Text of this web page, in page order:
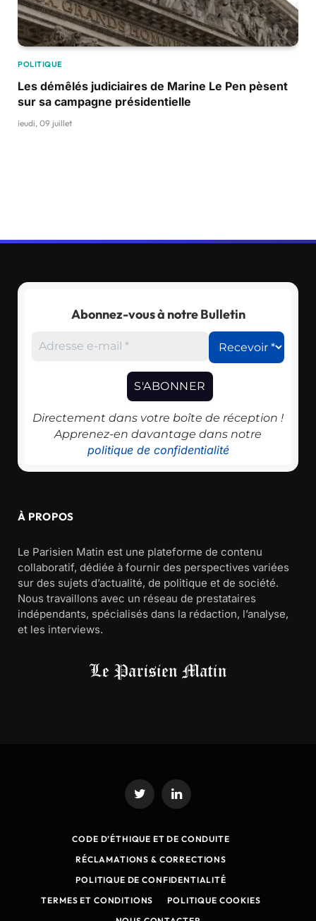
POLITIQUE
Les démêlés judiciaires de Marine Le Pen pèsent
sur sa campagne présidentielle
jeudi, 09 juillet
Abonnez-vous à notre Bulletin
Directement dans votre boîte de réception !
Apprenez-en davantage dans notre
politique de confidentialité
À PROPOS
Le Parisien Matin est une plateforme de contenu
collaboratif, dédiée à fournir des perspectives variées
sur des sujets d’actualité, de politique et de société.
Nous travaillons avec un réseau de prestataires
indépendants, spécialisés dans la rédaction, l’analyse,
et les interviews.
Twitter LinkedIn
CODE D’ÉTHIQUE ET DE CONDUITE
RÉCLAMATIONS & CORRECTIONS
POLITIQUE DE CONFIDENTIALITÉ
TERMES ET CONDITIONS
POLITIQUE COOKIES